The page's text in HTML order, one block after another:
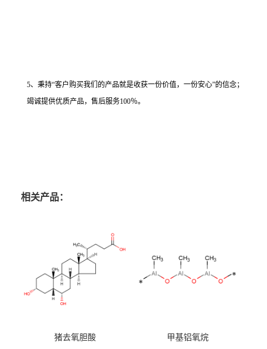
5、秉持“客户购买我们的产品就是收获一份价值，一份安心”的信念；
竭诚提供优质产品，售后服务100％。
相关产品：
猪去氧胆酸 甲基铝氧烷